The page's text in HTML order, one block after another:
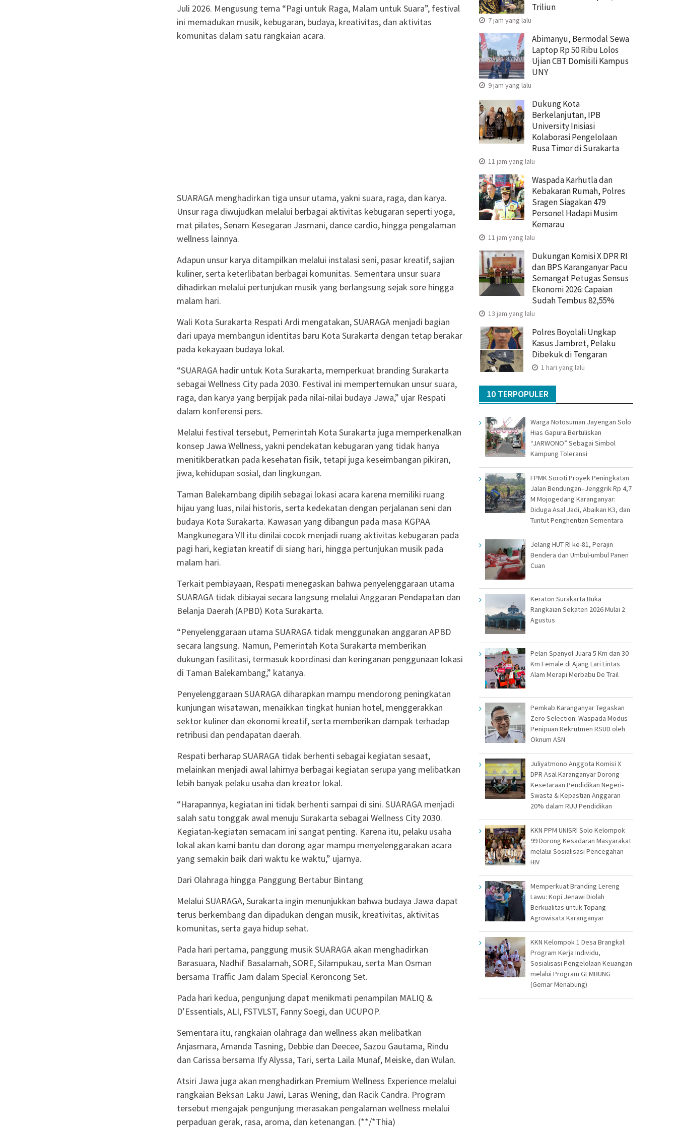
Juli 2026. Mengusung tema “Pagi untuk Raga, Malam untuk Suara”, festival
ini memadukan musik, kebugaran, budaya, kreativitas, dan aktivitas
komunitas dalam satu rangkaian acara.
SUARAGA menghadirkan tiga unsur utama, yakni suara, raga, dan karya.
Unsur raga diwujudkan melalui berbagai aktivitas kebugaran seperti yoga,
mat pilates, Senam Kesegaran Jasmani, dance cardio, hingga pengalaman
wellness lainnya.
Adapun unsur karya ditampilkan melalui instalasi seni, pasar kreatif, sajian
kuliner, serta keterlibatan berbagai komunitas. Sementara unsur suara
dihadirkan melalui pertunjukan musik yang berlangsung sejak sore hingga
malam hari.
Wali Kota Surakarta Respati Ardi mengatakan, SUARAGA menjadi bagian
dari upaya membangun identitas baru Kota Surakarta dengan tetap berakar
pada kekayaan budaya lokal.
“SUARAGA hadir untuk Kota Surakarta, memperkuat branding Surakarta
sebagai Wellness City pada 2030. Festival ini mempertemukan unsur suara,
raga, dan karya yang berpijak pada nilai-nilai budaya Jawa,” ujar Respati
dalam konferensi pers.
Melalui festival tersebut, Pemerintah Kota Surakarta juga memperkenalkan
konsep Jawa Wellness, yakni pendekatan kebugaran yang tidak hanya
menitikberatkan pada kesehatan fisik, tetapi juga keseimbangan pikiran,
jiwa, kehidupan sosial, dan lingkungan.
Taman Balekambang dipilih sebagai lokasi acara karena memiliki ruang
hijau yang luas, nilai historis, serta kedekatan dengan perjalanan seni dan
budaya Kota Surakarta. Kawasan yang dibangun pada masa KGPAA
Mangkunegara VII itu dinilai cocok menjadi ruang aktivitas kebugaran pada
pagi hari, kegiatan kreatif di siang hari, hingga pertunjukan musik pada
malam hari.
Terkait pembiayaan, Respati menegaskan bahwa penyelenggaraan utama
SUARAGA tidak dibiayai secara langsung melalui Anggaran Pendapatan dan
Belanja Daerah (APBD) Kota Surakarta.
“Penyelenggaraan utama SUARAGA tidak menggunakan anggaran APBD
secara langsung. Namun, Pemerintah Kota Surakarta memberikan
dukungan fasilitasi, termasuk koordinasi dan keringanan penggunaan lokasi
di Taman Balekambang,” katanya.
Penyelenggaraan SUARAGA diharapkan mampu mendorong peningkatan
kunjungan wisatawan, menaikkan tingkat hunian hotel, menggerakkan
sektor kuliner dan ekonomi kreatif, serta memberikan dampak terhadap
retribusi dan pendapatan daerah.
Respati berharap SUARAGA tidak berhenti sebagai kegiatan sesaat,
melainkan menjadi awal lahirnya berbagai kegiatan serupa yang melibatkan
lebih banyak pelaku usaha dan kreator lokal.
“Harapannya, kegiatan ini tidak berhenti sampai di sini. SUARAGA menjadi
salah satu tonggak awal menuju Surakarta sebagai Wellness City 2030.
Kegiatan-kegiatan semacam ini sangat penting. Karena itu, pelaku usaha
lokal akan kami bantu dan dorong agar mampu menyelenggarakan acara
yang semakin baik dari waktu ke waktu,” ujarnya.
Dari Olahraga hingga Panggung Bertabur Bintang
Melalui SUARAGA, Surakarta ingin menunjukkan bahwa budaya Jawa dapat
terus berkembang dan dipadukan dengan musik, kreativitas, aktivitas
komunitas, serta gaya hidup sehat.
Pada hari pertama, panggung musik SUARAGA akan menghadirkan
Barasuara, Nadhif Basalamah, SORE, Silampukau, serta Man Osman
bersama Traffic Jam dalam Special Keroncong Set.
Pada hari kedua, pengunjung dapat menikmati penampilan MALIQ &
D’Essentials, ALI, FSTVLST, Fanny Soegi, dan UCUPOP.
Sementara itu, rangkaian olahraga dan wellness akan melibatkan
Anjasmara, Amanda Tasning, Debbie dan Deecee, Sazou Gautama, Rindu
dan Carissa bersama Ify Alyssa, Tari, serta Laila Munaf, Meiske, dan Wulan.
Atsiri Jawa juga akan menghadirkan Premium Wellness Experience melalui
rangkaian Beksan Laku Jawi, Laras Wening, dan Racik Candra. Program
tersebut mengajak pengunjung merasakan pengalaman wellness melalui
perpaduan gerak, rasa, aroma, dan ketenangan. (**/*Thia)
Triliun
7 jam yang lalu
Abimanyu, Bermodal Sewa
Laptop Rp 50 Ribu Lolos
Ujian CBT Domisili Kampus
UNY
9 jam yang lalu
Dukung Kota
Berkelanjutan, IPB
University Inisiasi
Kolaborasi Pengelolaan
Rusa Timor di Surakarta
11 jam yang lalu
Waspada Karhutla dan
Kebakaran Rumah, Polres
Sragen Siagakan 479
Personel Hadapi Musim
Kemarau
11 jam yang lalu
Dukungan Komisi X DPR RI
dan BPS Karanganyar Pacu
Semangat Petugas Sensus
Ekonomi 2026: Capaian
Sudah Tembus 82,55%
13 jam yang lalu
Polres Boyolali Ungkap
Kasus Jambret, Pelaku
Dibekuk di Tengaran
1 hari yang lalu
10 TERPOPULER
Warga Notosuman Jayengan Solo
Hias Gapura Bertuliskan
“JARWONO” Sebagai Simbol
Kampung Toleransi
FPMK Soroti Proyek Peningkatan
Jalan Bendungan–Jenggrik Rp 4,7
M Mojogedang Karanganyar:
Diduga Asal Jadi, Abaikan K3, dan
Tuntut Penghentian Sementara
Jelang HUT RI ke-81, Perajin
Bendera dan Umbul-umbul Panen
Cuan
Keraton Surakarta Buka
Rangkaian Sekaten 2026 Mulai 2
Agustus
Pelari Spanyol Juara 5 Km dan 30
Km Female di Ajang Lari Lintas
Alam Merapi Merbabu De Trail
Pemkab Karanganyar Tegaskan
Zero Selection: Waspada Modus
Penipuan Rekrutmen RSUD oleh
Oknum ASN
Juliyatmono Anggota Komisi X
DPR Asal Karanganyar Dorong
Kesetaraan Pendidikan Negeri-
Swasta & Kepastian Anggaran
20% dalam RUU Pendidikan
KKN PPM UNISRI Solo Kelompok
99 Dorong Kesadaran Masyarakat
melalui Sosialisasi Pencegahan
HIV
Memperkuat Branding Lereng
Lawu: Kopi Jenawi Diolah
Berkualitas untuk Topang
Agrowisata Karanganyar
KKN Kelompok 1 Desa Brangkal:
Program Kerja Individu,
Sosialisasi Pengelolaan Keuangan
melalui Program GEMBUNG
(Gemar Menabung)